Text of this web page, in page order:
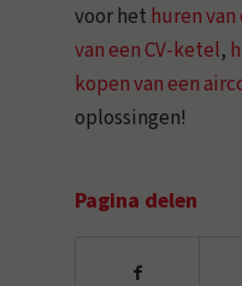
voor het huren
van een CV-ketel,
kopen van een
oplossingen!
Pagina delen